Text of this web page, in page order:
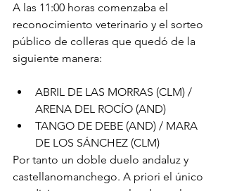
A las 11:00 horas comenzaba el
reconocimiento veterinario y el sorteo
público de colleras que quedó de la
siguiente manera:
ABRIL DE LAS MORRAS (CLM) /
ARENA DEL ROCÍO (AND)
TANGO DE DEBE (AND) / MARA
DE LOS SÁNCHEZ (CLM)
Por tanto un doble duelo andaluz y
castellanomanchego. A priori el único